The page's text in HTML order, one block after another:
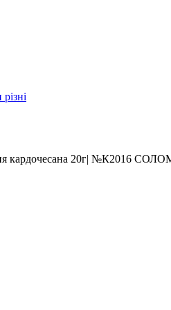
кардочесана 20г| №К2016